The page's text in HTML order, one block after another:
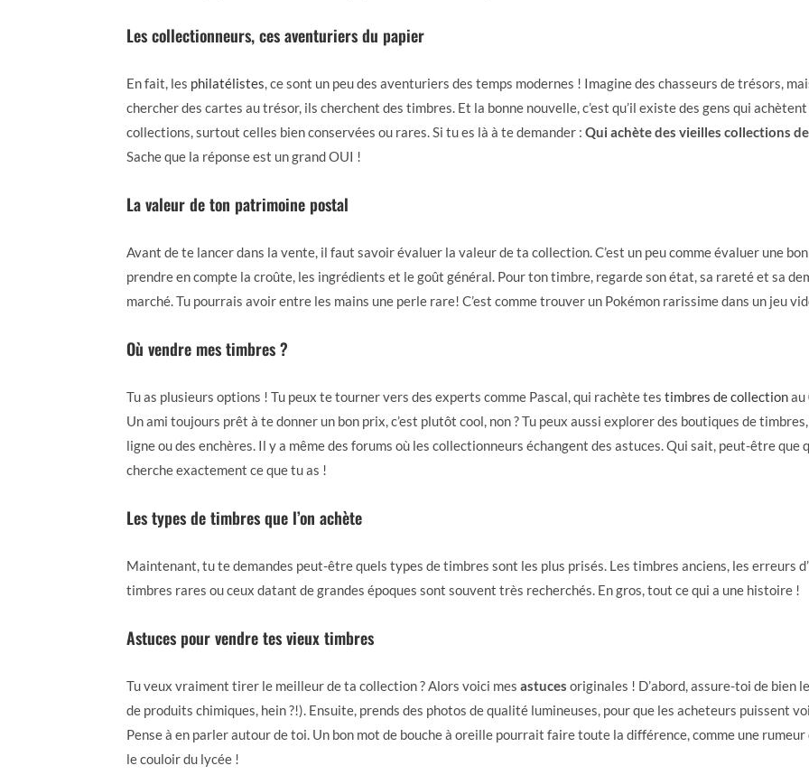
Les collectionneurs, ces aventuriers du papier
En fait, les philatélistes , ce sont un peu des aventuriers des temps modernes ! Imagine des chasseurs de trésors,
chercher des cartes au trésor, ils cherchent des timbres. Et la bonne nouvelle, c’est qu’il existe des gens qui
collections, surtout celles bien conservées ou rares. Si tu es là à te demander : Qui achète des vieilles collections
Sache que la réponse est un grand OUI !
La valeur de ton patrimoine postal
Avant de te lancer dans la vente, il faut savoir évaluer la valeur de ta collection. C’est un peu comme évaluer une
prendre en compte la croûte, les ingrédients et le goût général. Pour ton timbre, regarde son état, sa rareté et sa
marché. Tu pourrais avoir entre les mains une perle rare! C’est comme trouver un Pokémon rarissime dans un jeu
Où vendre mes timbres ?
Tu as plusieurs options ! Tu peux te tourner vers des experts comme Pascal, qui rachète tes timbres de collectionau
Un ami toujours prêt à te donner un bon prix, c’est plutôt cool, non ? Tu peux aussi explorer des boutiques de
ligne ou des enchères. Il y a même des forums où les collectionneurs échangent des astuces. Qui sait, peut-être que
cherche exactement ce que tu as !
Les types de timbres que l’on achète
Maintenant, tu te demandes peut-être quels types de timbres sont les plus prisés. Les timbres anciens, les erreurs
timbres rares ou ceux datant de grandes époques sont souvent très recherchés. En gros, tout ce qui a une histoire !
Astuces pour vendre tes vieux timbres
Tu veux vraiment tirer le meilleur de ta collection ? Alors voici mes astuces originales ! D’abord, assure-toi de bien
de produits chimiques, hein ?!). Ensuite, prends des photos de qualité lumineuses, pour que les acheteurs puissent
Pense à en parler autour de toi. Un bon mot de bouche à oreille pourrait faire toute la différence, comme une rumeur
le couloir du lycée !